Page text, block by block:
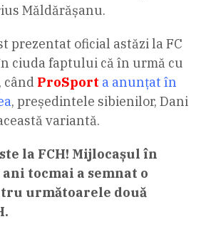
Măldărășanu.
prezentat oficial astăzi la FC
ciuda faptului că în urmă cu
când ProSport a anunțat în
, președintele sibienilor, Dani
variantă.
la FCH! Mijlocașul în
ani tocmai a semnat o
următoarele două